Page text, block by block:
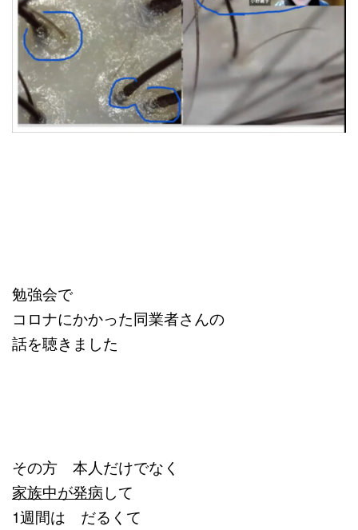
勉強会で
コロナにかかった同業者さんの
話を聴きました
その方 本人だけでなく
家族中が発病して
1週間は だるくて